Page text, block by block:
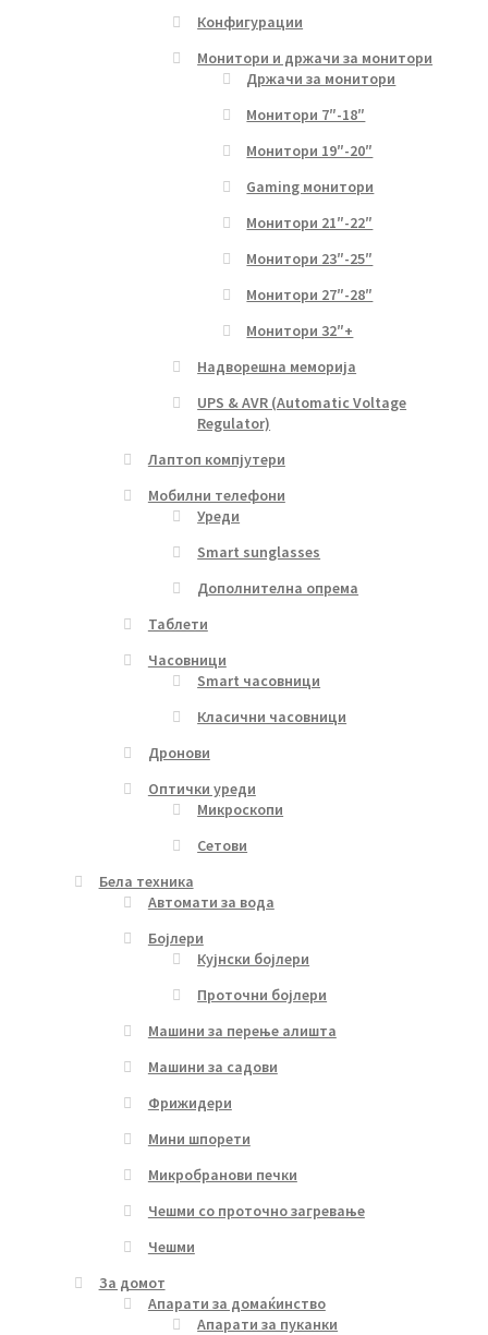
Конфигурации
Монитори и држачи за монитори
Држачи за монитори
Монитори 7″-18″
Монитори 19″-20″
Gaming монитори
Монитори 21″-22″
Монитори 23″-25″
Монитори 27″-28″
Монитори 32″+
Надворешна меморија
UPS & AVR (Automatic Voltage
Regulator)
Лаптоп компјутери
Мобилни телефони
Уреди
Smart sunglasses
Дополнителна опрема
Таблети
Часовници
Smart часовници
Класични часовници
Дронови
Оптички уреди
Микроскопи
Сетови
Бела техника
Автомати за вода
Бојлери
Кујнски бојлери
Проточни бојлери
Машини за перење алишта
Машини за садови
Фрижидери
Мини шпорети
Микробранови печки
Чешми со проточно загревање
Чешми
За домот
Апарати за домаќинство
Апарати за пуканки